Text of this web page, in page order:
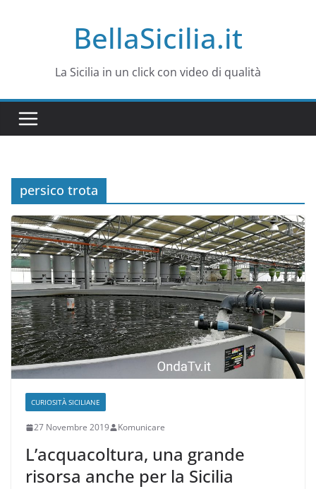
BellaSicilia.it
La Sicilia in un click con video di qualità
persico trota
CURIOSITÀ SICILIANE
27 Novembre 2019 Komunicare
L’acquacoltura, una grande
risorsa anche per la Sicilia